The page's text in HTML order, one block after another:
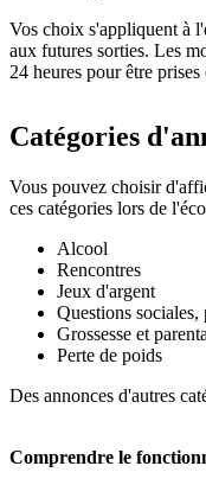
Vos choix s'appliquent à
aux futures sorties. Les
24 heures pour être prises
Catégories
Vous pouvez choisir
ces catégories lors de
Alcool
Rencontres
Jeux d'argent
Questions
Grossesse et
Perte de poids
Des annonces d'autres
Comprendre le